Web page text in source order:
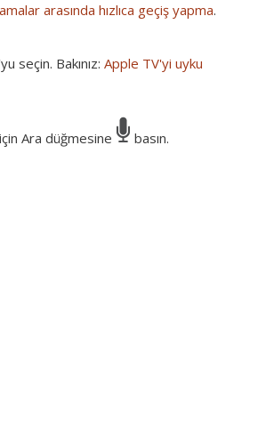
arasında hızlıca geçiş yapma.
seçin. Bakınız: Apple TV'yi uyku
Ara düğmesine basın.